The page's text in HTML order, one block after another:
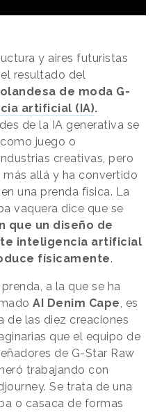
y aires futuristas
resultado del
de moda G-
artificial (IA).
de la IA generativa se
juego o
creativas, pero
más allá y ha convertido
una prenda física. La
vaquera dice que se
que un diseño de
inteligencia artificial
físicamente.
prenda, a la que se ha
AI Denim Cape, es
de las diez creaciones
que el equipo de
de G-Star Raw
trabajando con
Se trata de una
o casaca de formas